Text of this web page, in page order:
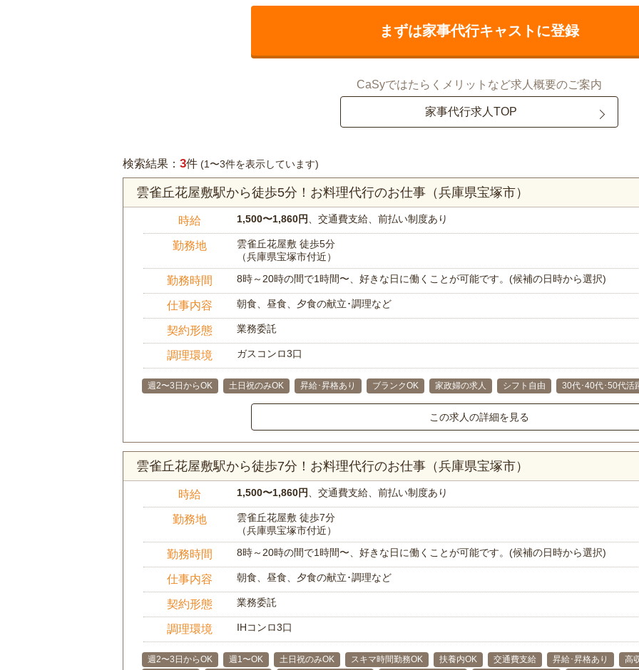
まずは家事代行キャストに登録
CaSyではたらくメリットなど求人概要のご案内
家事代行求人TOP
検索結果： 3件 (1〜3件を表示しています)
雲雀丘花屋敷駅から徒歩5分！お料理代行のお仕事（兵庫県宝塚市）
時給 1,500〜1,860円 、交通費支給、前払い制度あり
勤務地
雲雀丘花屋敷 徒歩5分
（兵庫県宝塚市付近）
勤務時間 8時～20時の間で1時間〜、好きな日に働くことが可能です。(候補の日時から選択)
仕事内容 朝食、昼食、夕食の献立･調理など
契約形態 業務委託
調理環境 ガスコンロ3口
週2〜3日からOK 土日祝のみOK 昇給･昇格あり ブランクOK 家政婦の求人 シフト自由 30代･40代･50代活
この求人の詳細を見る
雲雀丘花屋敷駅から徒歩7分！お料理代行のお仕事（兵庫県宝塚市）
時給 1,500〜1,860円 、交通費支給、前払い制度あり
勤務地
雲雀丘花屋敷 徒歩7分
（兵庫県宝塚市付近）
勤務時間 8時～20時の間で1時間〜、好きな日に働くことが可能です。(候補の日時から選択)
仕事内容 朝食、昼食、夕食の献立･調理など
契約形態 業務委託
調理環境 IHコンロ3口
週2〜3日からOK 週1〜OK 土日祝のみOK スキマ時間勤務OK 扶養内OK 交通費支給 昇給･昇格あり
高